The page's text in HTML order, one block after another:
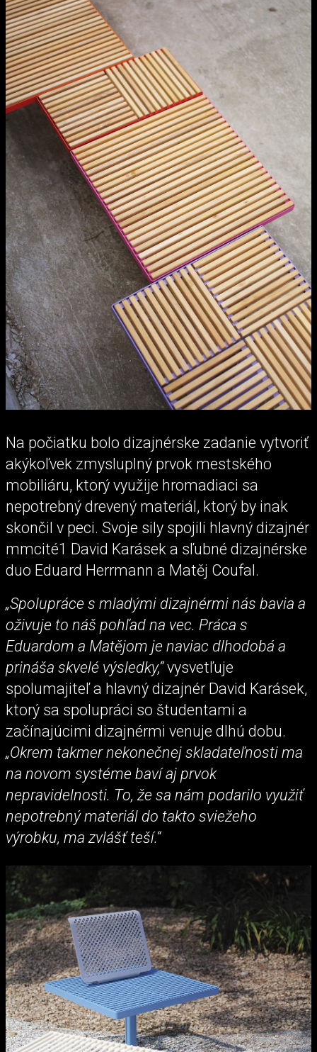
Na počiatku bolo dizajnérske zadanie vytvoriť
akýkoľvek zmysluplný prvok mestského
mobiliáru, ktorý využije hromadiaci sa
nepotrebný drevený materiál, ktorý by inak
skončil v peci. Svoje sily spojili hlavný dizajnér
mmcité1 David Karásek a sľubné dizajnérske
duo Eduard Herrmann a Matěj Coufal.
„Spolupráce s mladými dizajnérmi nás bavia a
oživuje to náš pohľad na vec. Práca s
Eduardom a Matějom je naviac dlhodobá a
prináša skvelé výsledky,“vysvetľuje
spolumajiteľ a hlavný dizajnér David Karásek,
ktorý sa spolupráci so študentami a
začínajúcimi dizajnérmi venuje dlhú dobu.
„Okrem takmer nekonečnej skladateľnosti ma
na novom systéme baví aj prvok
nepravidelnosti. To, že sa nám podarilo využiť
nepotrebný materiál do takto sviežeho
výrobku, ma zvlášť teší.“